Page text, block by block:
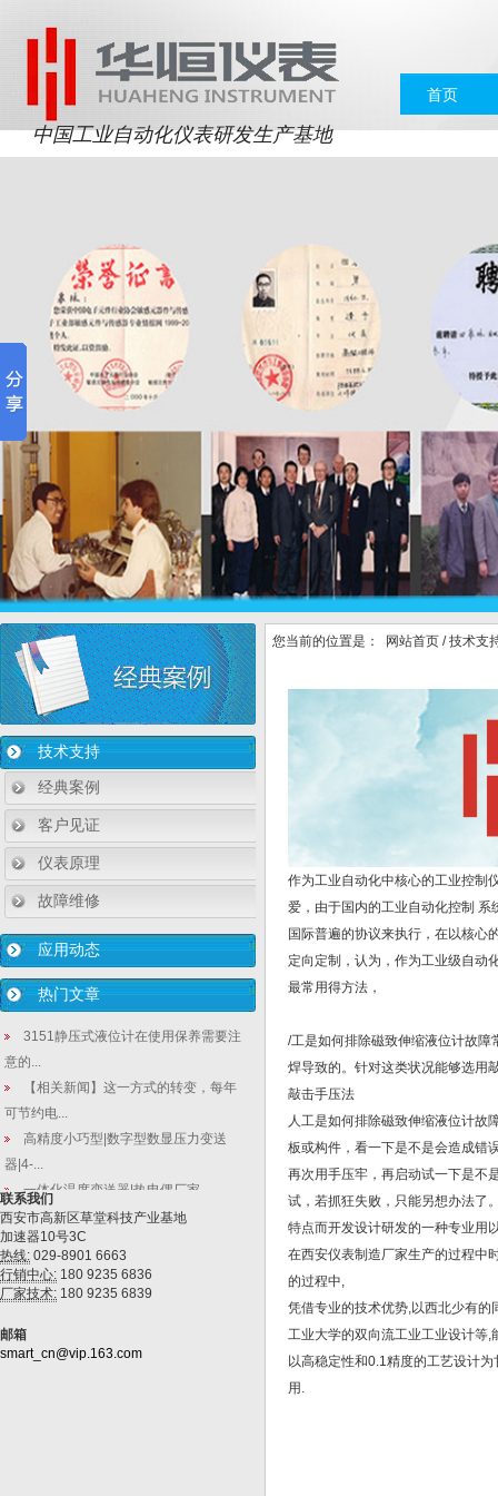
中国工业自动化仪表研发生产基地
首页
技术支持
经典案例
客户见证
仪表原理
故障维修
应用动态
热门文章
3151静压式液位计在使用保养需要注
意的...
【相关新闻】这一方式的转变，每年
可节约电...
高精度小巧型|数字型数显压力变送
器|4-...
一体化温度变送器|热电偶厂家
差压变送器校准时需要意哪些事项
联系我们
西安市高新区草堂科技产业基地
加速器10号3C
热线: 029-8901 6663
行销中心: 180 9235 6836
厂家技术: 180 9235 6839
邮箱
smart_cn@vip.163.com
您当前的位置是： 网站首页 /技术支
作为工业自动化中核心的工业控制
爱，由于国内的工业自动化控制
国际普遍的协议来执行，在以核心
定向定制，认为，作为工业级自动
最常用得方法，
/工是如何排除磁致伸缩液位计故
焊导致的。针对这类状况能够选用
敲击手压法
人工是如何排除磁致伸缩液位计故
板或构件，看一下是不是会造成错
再次用手压牢，再启动试一下是不
试，若抓狂失败，只能另想办法了
特点而开发设计研发的一种专业用
在西安仪表制造厂家生产的过程中
的过程中,
凭借专业的技术优势,以西北少有
工业大学的双向流工业工业设计等
以高稳定性和0.1精度的工艺设计
用.